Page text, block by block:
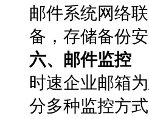
邮件系统网络
备，存储备份
六、邮件监控
时速企业邮箱
分多种监控方